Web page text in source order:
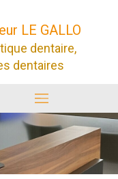
LE GALLO
dentaire,
dentaires